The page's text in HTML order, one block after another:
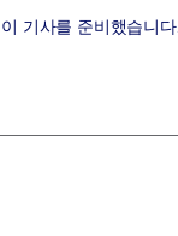
기사를 준비했습니